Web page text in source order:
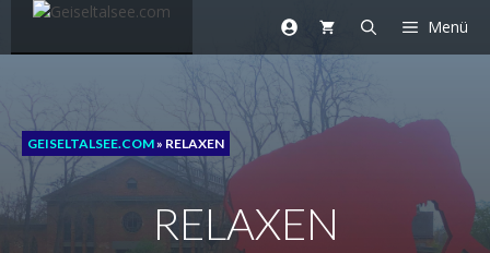
Zum
Menü
GEISELTALSEE.COM» RELAXEN
RELAXEN